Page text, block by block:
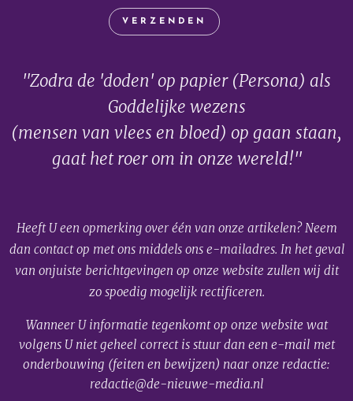
VERZENDEN
"Zodra de 'doden' op papier (Persona) als
Goddelijke wezens
(mensen van vlees en bloed) op gaan staan,
gaat het roer om in onze wereld!"
Heeft U een opmerking over één van onze artikelen? Neem
dan contact op met ons middels ons e-mailadres. In het geval
van onjuiste berichtgevingen op onze website zullen wij dit
zo spoedig mogelijk rectificeren.
Wanneer U informatie tegenkomt op onze website wat
volgens U niet geheel correct is stuur dan een e-mail met
onderbouwing (feiten en bewijzen) naar onze redactie:
redactie@de-nieuwe-media.nl